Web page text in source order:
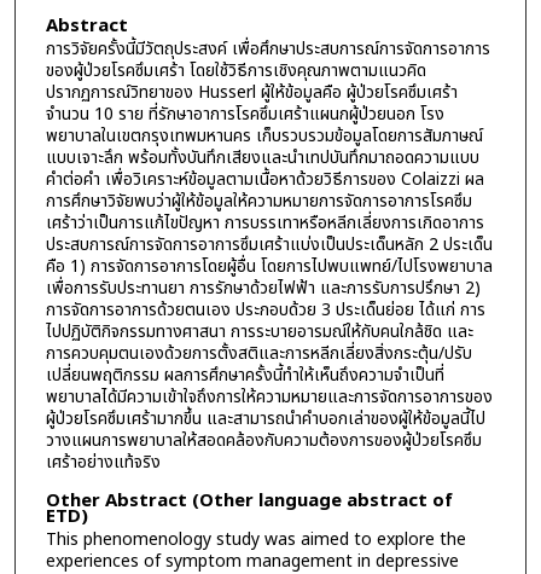
Abstract
การวิจัยครั้งนี้มีวัตถุประสงค์ เพื่อศึกษาประสบการณ์การจัดการอาการ
ของผู้ป่วยโรคซึมเศร้า โดยใช้วิธีการเชิงคุณภาพตามแนวคิด
ปรากฏการณ์วิทยาของ Husserl ผู้ให้ข้อมูลคือ ผู้ป่วยโรคซึมเศร้า
จำนวน 10 ราย ที่รักษาอาการโรคซึมเศร้าแผนกผู้ป่วยนอก โรง
พยาบาลในเขตกรุงเทพมหานคร เก็บรวบรวมข้อมูลโดยการสัมภาษณ์
แบบเจาะลึก พร้อมทั้งบันทึกเสียงและนำเทปบันทึกมาถอดความแบบ
คำต่อคำ เพื่อวิเคราะห์ข้อมูลตามเนื้อหาด้วยวิธีการของ Colaizzi ผล
การศึกษาวิจัยพบว่าผู้ให้ข้อมูลให้ความหมายการจัดการอาการโรคซึม
เศร้าว่าเป็นการแก้ไขปัญหา การบรรเทาหรือหลีกเลี่ยงการเกิดอาการ
ประสบการณ์การจัดการอาการซึมเศร้าแบ่งเป็นประเด็นหลัก 2 ประเด็น
คือ 1) การจัดการอาการโดยผู้อื่น โดยการไปพบแพทย์/ไปโรงพยาบาล
เพื่อการรับประทานยา การรักษาด้วยไฟฟ้า และการรับการปรึกษา 2)
การจัดการอาการด้วยตนเอง ประกอบด้วย 3 ประเด็นย่อย ได้แก่ การ
ไปปฏิบัติกิจกรรมทางศาสนา การระบายอารมณ์ให้กับคนใกล้ชิด และ
การควบคุมตนเองด้วยการตั้งสติและการหลีกเลี่ยงสิ่งกระตุ้น/ปรับ
เปลี่ยนพฤติกรรม ผลการศึกษาครั้งนี้ทำให้เห็นถึงความจำเป็นที่
พยาบาลได้มีความเข้าใจถึงการให้ความหมายและการจัดการอาการของ
ผู้ป่วยโรคซึมเศร้ามากขึ้น และสามารถนำคำบอกเล่าของผู้ให้ข้อมูลนี้ไป
วางแผนการพยาบาลให้สอดคล้องกับความต้องการของผู้ป่วยโรคซึม
เศร้าอย่างแท้จริง
Other Abstract (Other language abstract of
ETD)
This phenomenology study was aimed to explore the
experiences of symptom management in depressive